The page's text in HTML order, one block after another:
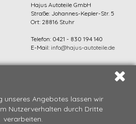
unseres Angebotes lassen wir
Nutzerverhalten durch Dritte
verarbeiten.
Hajus Autoteile GmbH
Straße: Johannes-Kepler-Str. 5
Ort: 28816 Stuhr
Telefon: 0421 - 830 194 140
E-Mail: info@hajus-autoteile.de